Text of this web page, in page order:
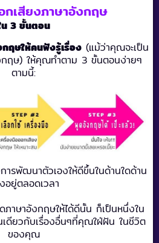
กเสียงภาษาอังกฤษ
น 3 ขั้นตอน
ฤษให้คนฟังรู้เรื่อง (แม้ว่าคุณจะเป็น
กฤษ) ให้คุณทำตาม 3 ขั้นตอนง่ายๆ
ตามนี้:
รพัฒนาตัวเองให้ดีขึ้นในด้านใดด้าน
อยู่ตลอดเวลา
าษาอังกฤษให้ได้ดีนั้น ก็เป็นหนึ่งใน
ดียวกับเรื่องอื่นๆที่คุณใฝ่ฝัน ในชีวิต
ของคุณ